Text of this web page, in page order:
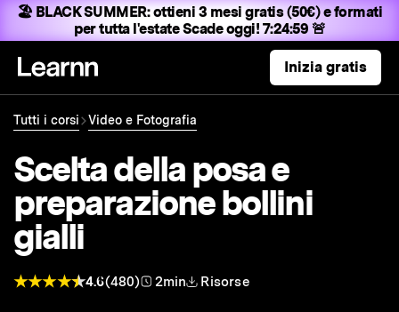
🏖️ BLACK SUMMER:ottieni 3 mesi gratis (50€) e formati
per tutta l'estateScade oggi! 7:24:58 🚨
Inizia gratis
Tutti i corsi Video e Fotografia
Scelta della posa e
preparazione bollini
gialli
4.6(480) 2min Risorse